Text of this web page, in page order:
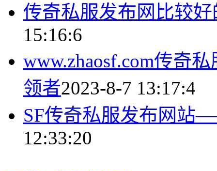
传奇私服发布网比较
15:16:6
www.zhaosf.com传奇
领者2023-8-7 13:17:4
SF传奇私服发布网站
12:33:20